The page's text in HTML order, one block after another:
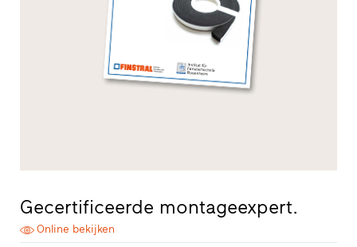
Gecertificeerde montageexpert.
Online bekijken